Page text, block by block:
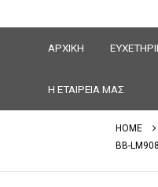
ΑΡΧΙΚΗ
Η ΕΤΑΙΡΕΙΑ ΜΑΣ
HOME
BB-